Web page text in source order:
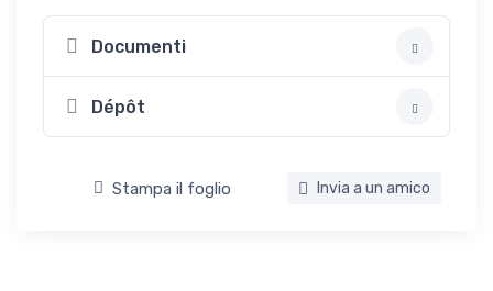
Documenti
Dépôt
Stampa il foglio Invia a un amico